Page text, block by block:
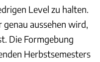
Level zu halten.
aussehen wird,
Die Formgebung
Herbstsemesters